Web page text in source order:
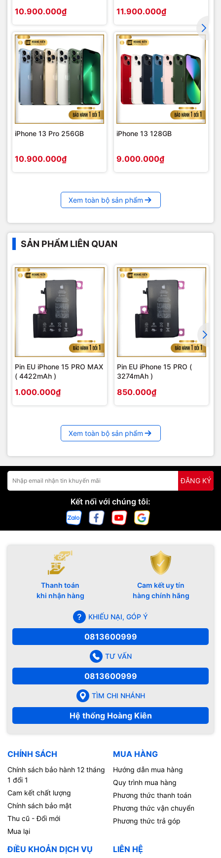
10.900.000₫ 11.900.000₫
iPhone 13 Pro 256GB
10.900.000₫
iPhone 13 128GB
9.000.000₫
Xem toàn bộ sản phẩm
SẢN PHẨM LIÊN QUAN
Pin EU iPhone 15 PRO MAX
( 4422mAh )
1.000.000₫
Pin EU iPhone 15 PRO (
3274mAh )
850.000₫
Xem toàn bộ sản phẩm
ĐĂNG KÝ
Kết nối với chúng tôi:
Thanh toán
khi nhận hàng
Cam kết uy tín
hàng chính hãng
KHIẾU NẠI, GÓP Ý
0813600999
TƯ VẤN
0813600999
TÌM CHI NHÁNH
Hệ thống Hoàng Kiên
CHÍNH SÁCH
Chính sách bảo hành 12 tháng
1 đổi 1
Cam kết chất lượng
Chính sách bảo mật
Thu cũ - Đổi mới
Mua lại
MUA HÀNG
Hướng dẫn mua hàng
Quy trình mua hàng
Phương thức thanh toán
Phương thức vận chuyển
Phương thức trả góp
ĐIỀU KHOẢN DỊCH VỤ LIÊN HỆ